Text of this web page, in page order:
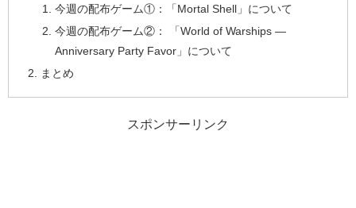
今週の配布ゲーム①：「Mortal Shell」について
今週の配布ゲーム②： 「World of Warships —
Anniversary Party Favor」について
まとめ
スポンサーリンク